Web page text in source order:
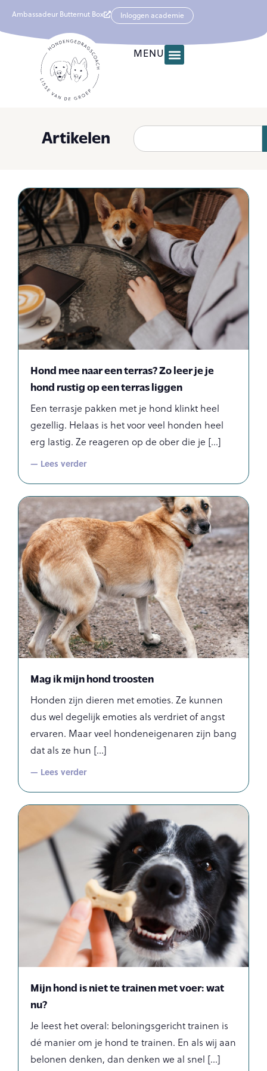
Ambassadeur Butternut Box Inloggen academie
MENU
Artikelen
Hond mee naar een terras? Zo leer je je
hond rustig op een terras liggen
Een terrasje pakken met je hond klinkt heel
gezellig. Helaas is het voor veel honden heel
erg lastig. Ze reageren op de ober die je
— Lees verder
Mag ik mijn hond troosten
Honden zijn dieren met emoties. Ze kunnen
dus wel degelijk emoties als verdriet of angst
ervaren. Maar veel hondeneigenaren zijn bang
dat als ze hun
— Lees verder
Mijn hond is niet te trainen met voer: wat
nu?
Je leest het overal: beloningsgericht trainen is
dé manier om je hond te trainen. En als wij aan
belonen denken, dan denken we al snel